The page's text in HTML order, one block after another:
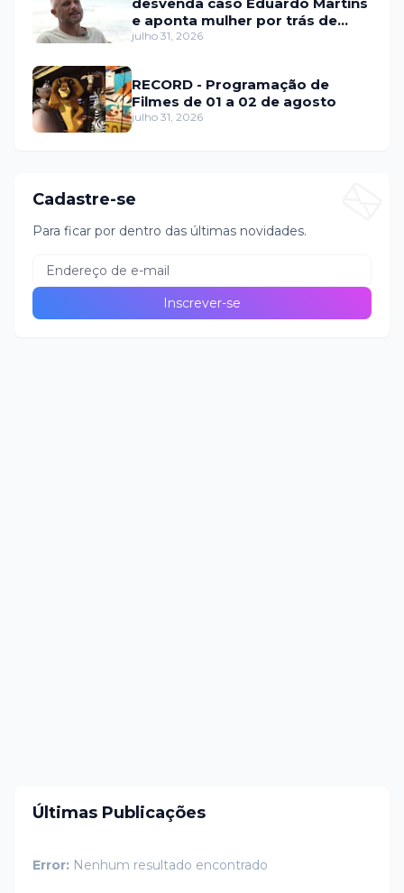
e aponta mulher por trás de
fraude internacional
julho 31, 2026
RECORD - Programação de
Filmes de 01 a 02 de agosto
julho 31, 2026
Cadastre-se
Para ficar por dentro das últimas novidades.
Últimas Publicações
Error: Nenhum resultado encontrado